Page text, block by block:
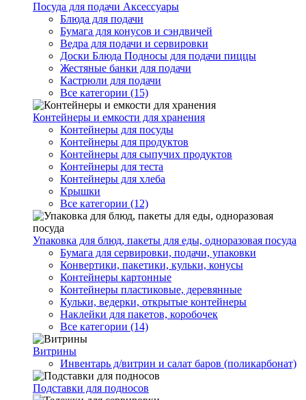
Посуда для подачи Аксессуары
Блюда для подачи
Бумага для конусов и сэндвичей
Ведра для подачи и сервировки
Доски Блюда Подносы для подачи пиццы
Жестяные банки для подачи
Кастрюли для подачи
Все категории (15)
Контейнеры и емкости для хранения
Контейнеры для посуды
Контейнеры для продуктов
Контейнеры для сыпучих продуктов
Контейнеры для теста
Контейнеры для хлеба
Крышки
Все категории (12)
Упаковка для блюд, пакеты для еды, одноразовая посуда
Бумага для сервировки, подачи, упаковки
Конвертики, пакетики, кульки, конусы
Контейнеры картонные
Контейнеры пластиковые, деревянные
Кульки, ведерки, открытые контейнеры
Наклейки для пакетов, коробочек
Все категории (14)
Витрины
Инвентарь д/витрин и салат баров (поликарбонат)
Подставки для подносов